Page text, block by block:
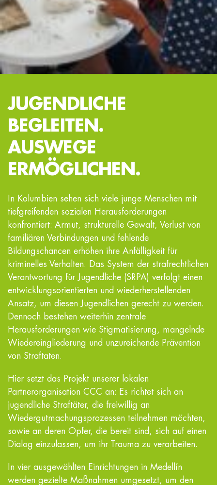
JUGENDLICHE
BEGLEITEN.
AUSWEGE
ERMÖGLICHEN.
In Kolumbien sehen sich viele junge Menschen mit
tiefgreifenden sozialen Herausforderungen
konfrontiert: Armut, strukturelle Gewalt, Verlust von
familiären Verbindungen und fehlende
Bildungschancen erhöhen ihre Anfälligkeit für
kriminelles Verhalten. Das System der strafrechtlichen
Verantwortung für Jugendliche (SRPA) verfolgt einen
entwicklungsorientierten und wiederherstellenden
Ansatz, um diesen Jugendlichen gerecht zu werden.
Dennoch bestehen weiterhin zentrale
Herausforderungen wie Stigmatisierung, mangelnde
Wiedereingliederung und unzureichende Prävention
von Straftaten.
Hier setzt das Projekt unserer lokalen
Partnerorganisation CCC an: Es richtet sich an
jugendliche Straftäter, die freiwillig an
Wiedergutmachungsprozessen teilnehmen möchten,
sowie an deren Opfer, die bereit sind, sich auf einen
Dialog einzulassen, um ihr Trauma zu verarbeiten.
In vier ausgewählten Einrichtungen in Medellín
werden gezielte Maßnahmen umgesetzt, um den